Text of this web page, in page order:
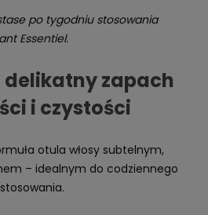
po tygodniu stosowania
Essentiel.
delikatny zapach
i czystości
otula włosy subtelnym,
– idealnym do codziennego
stosowania.